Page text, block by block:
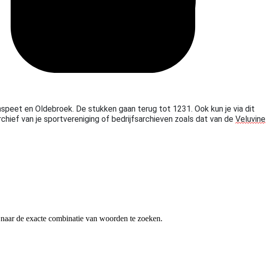
en Oldebroek. De stukken gaan terug tot 1231. Ook kun je via dit
van je sportvereniging of bedrijfsarchieven zoals dat van de Veluvine
de exacte combinatie van woorden te zoeken.